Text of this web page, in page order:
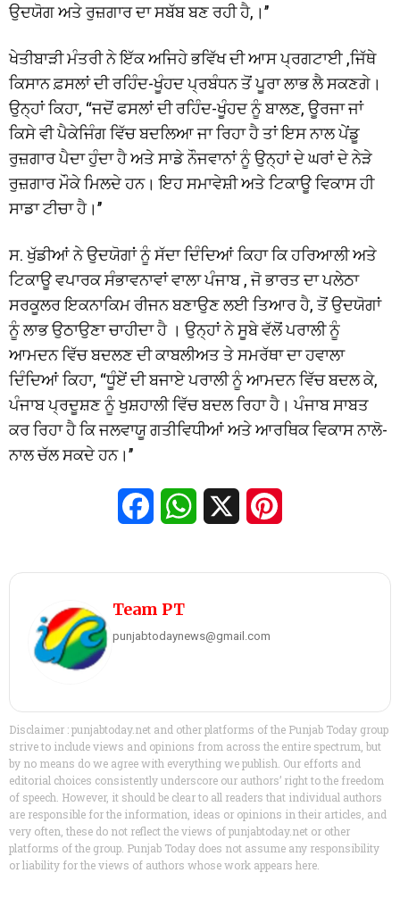
ਉਦਯੋਗ ਅਤੇ ਰੁਜ਼ਗਾਰ ਦਾ ਸਬੱਬ ਬਣ ਰਹੀ ਹੈ,।’’
ਖੇਤੀਬਾੜੀ ਮੰਤਰੀ ਨੇ ਇੱਕ ਅਜਿਹੇ ਭਵਿੱਖ ਦੀ ਆਸ ਪ੍ਰਗਟਾਈ ,ਜਿੱਥੇ
ਕਿਸਾਨ ਫ਼ਸਲਾਂ ਦੀ ਰਹਿੰਦ-ਖੂੰਹਦ ਪ੍ਰਬੰਧਨ ਤੋਂ ਪੂਰਾ ਲਾਭ ਲੈ ਸਕਣਗੇ।
ਉਨ੍ਹਾਂ ਕਿਹਾ, ‘‘ਜਦੋਂ ਫਸਲਾਂ ਦੀ ਰਹਿੰਦ-ਖੂੰਹਦ ਨੂੰ ਬਾਲਣ, ਊਰਜਾ ਜਾਂ
ਕਿਸੇ ਵੀ ਪੈਕੇਜਿੰਗ ਵਿੱਚ ਬਦਲਿਆ ਜਾ ਰਿਹਾ ਹੈ ਤਾਂ ਇਸ ਨਾਲ ਪੇਂਡੂ
ਰੁਜ਼ਗਾਰ ਪੈਦਾ ਹੁੰਦਾ ਹੈ ਅਤੇ ਸਾਡੇ ਨੌਜਵਾਨਾਂ ਨੂੰ ਉਨ੍ਹਾਂ ਦੇ ਘਰਾਂ ਦੇ ਨੇੜੇ
ਰੁਜ਼ਗਾਰ ਮੌਕੇ ਮਿਲਦੇ ਹਨ। ਇਹ ਸਮਾਵੇਸ਼ੀ ਅਤੇ ਟਿਕਾਊ ਵਿਕਾਸ ਹੀ
ਸਾਡਾ ਟੀਚਾ ਹੈ।’’
ਸ. ਖੁੱਡੀਆਂ ਨੇ ਉਦਯੋਗਾਂ ਨੂੰ ਸੱਦਾ ਦਿੰਦਿਆਂ ਕਿਹਾ ਕਿ ਹਰਿਆਲੀ ਅਤੇ
ਟਿਕਾਊ ਵਪਾਰਕ ਸੰਭਾਵਨਾਵਾਂ ਵਾਲਾ ਪੰਜਾਬ , ਜੋ ਭਾਰਤ ਦਾ ਪਲੇਠਾ
ਸਰਕੂਲਰ ਇਕਨਾਕਿਮ ਰੀਜਨ ਬਣਾਉਣ ਲਈ ਤਿਆਰ ਹੈ, ਤੋਂ ਉਦਯੋਗਾਂ
ਨੂੰ ਲਾਭ ਉਠਾਉਣਾ ਚਾਹੀਦਾ ਹੈ । ਉਨ੍ਹਾਂ ਨੇ ਸੂਬੇ ਵੱਲੋਂ ਪਰਾਲੀ ਨੂੰ
ਆਮਦਨ ਵਿੱਚ ਬਦਲਣ ਦੀ ਕਾਬਲੀਅਤ ਤੇ ਸਮਰੱਥਾ ਦਾ ਹਵਾਲਾ
ਦਿੰਦਿਆਂ ਕਿਹਾ, ‘‘ਧੂੰਏਂ ਦੀ ਬਜਾਏ ਪਰਾਲੀ ਨੂੰ ਆਮਦਨ ਵਿੱਚ ਬਦਲ ਕੇ,
ਪੰਜਾਬ ਪ੍ਰਦੂਸ਼ਣ ਨੂੰ ਖੁਸ਼ਹਾਲੀ ਵਿੱਚ ਬਦਲ ਰਿਹਾ ਹੈ। ਪੰਜਾਬ ਸਾਬਤ
ਕਰ ਰਿਹਾ ਹੈ ਕਿ ਜਲਵਾਯੂ ਗਤੀਵਿਧੀਆਂ ਅਤੇ ਆਰਥਿਕ ਵਿਕਾਸ ਨਾਲੋ-
ਨਾਲ ਚੱਲ ਸਕਦੇ ਹਨ।’’
FacebookWhatsApp
Team PT
punjabtodaynews@gmail.com
Disclaimer : punjabtoday.net and other platforms of the Punjab Today group
strive to include views and opinions from across the entire spectrum, but
by no means do we agree with everything we publish. Our efforts and
editorial choices consistently underscore our authors’ right to the freedom
of speech. However, it should be clear to all readers that individual authors
are responsible for the information, ideas or opinions in their articles, and
very often, these do not reflect the views of punjabtoday.net or other
platforms of the group. Punjab Today does not assume any responsibility
or liability for the views of authors whose work appears here.